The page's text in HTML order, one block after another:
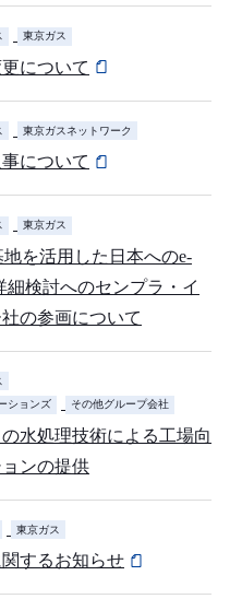
東京ガス
について
東京ガスネットワーク
について
東京ガス
を活用した日本へのe-
細検討へのセンプラ・イ
の参画について
ションズ
その他グループ会社
水処理技術による工場向
ンの提供
東京ガス
するお知らせ